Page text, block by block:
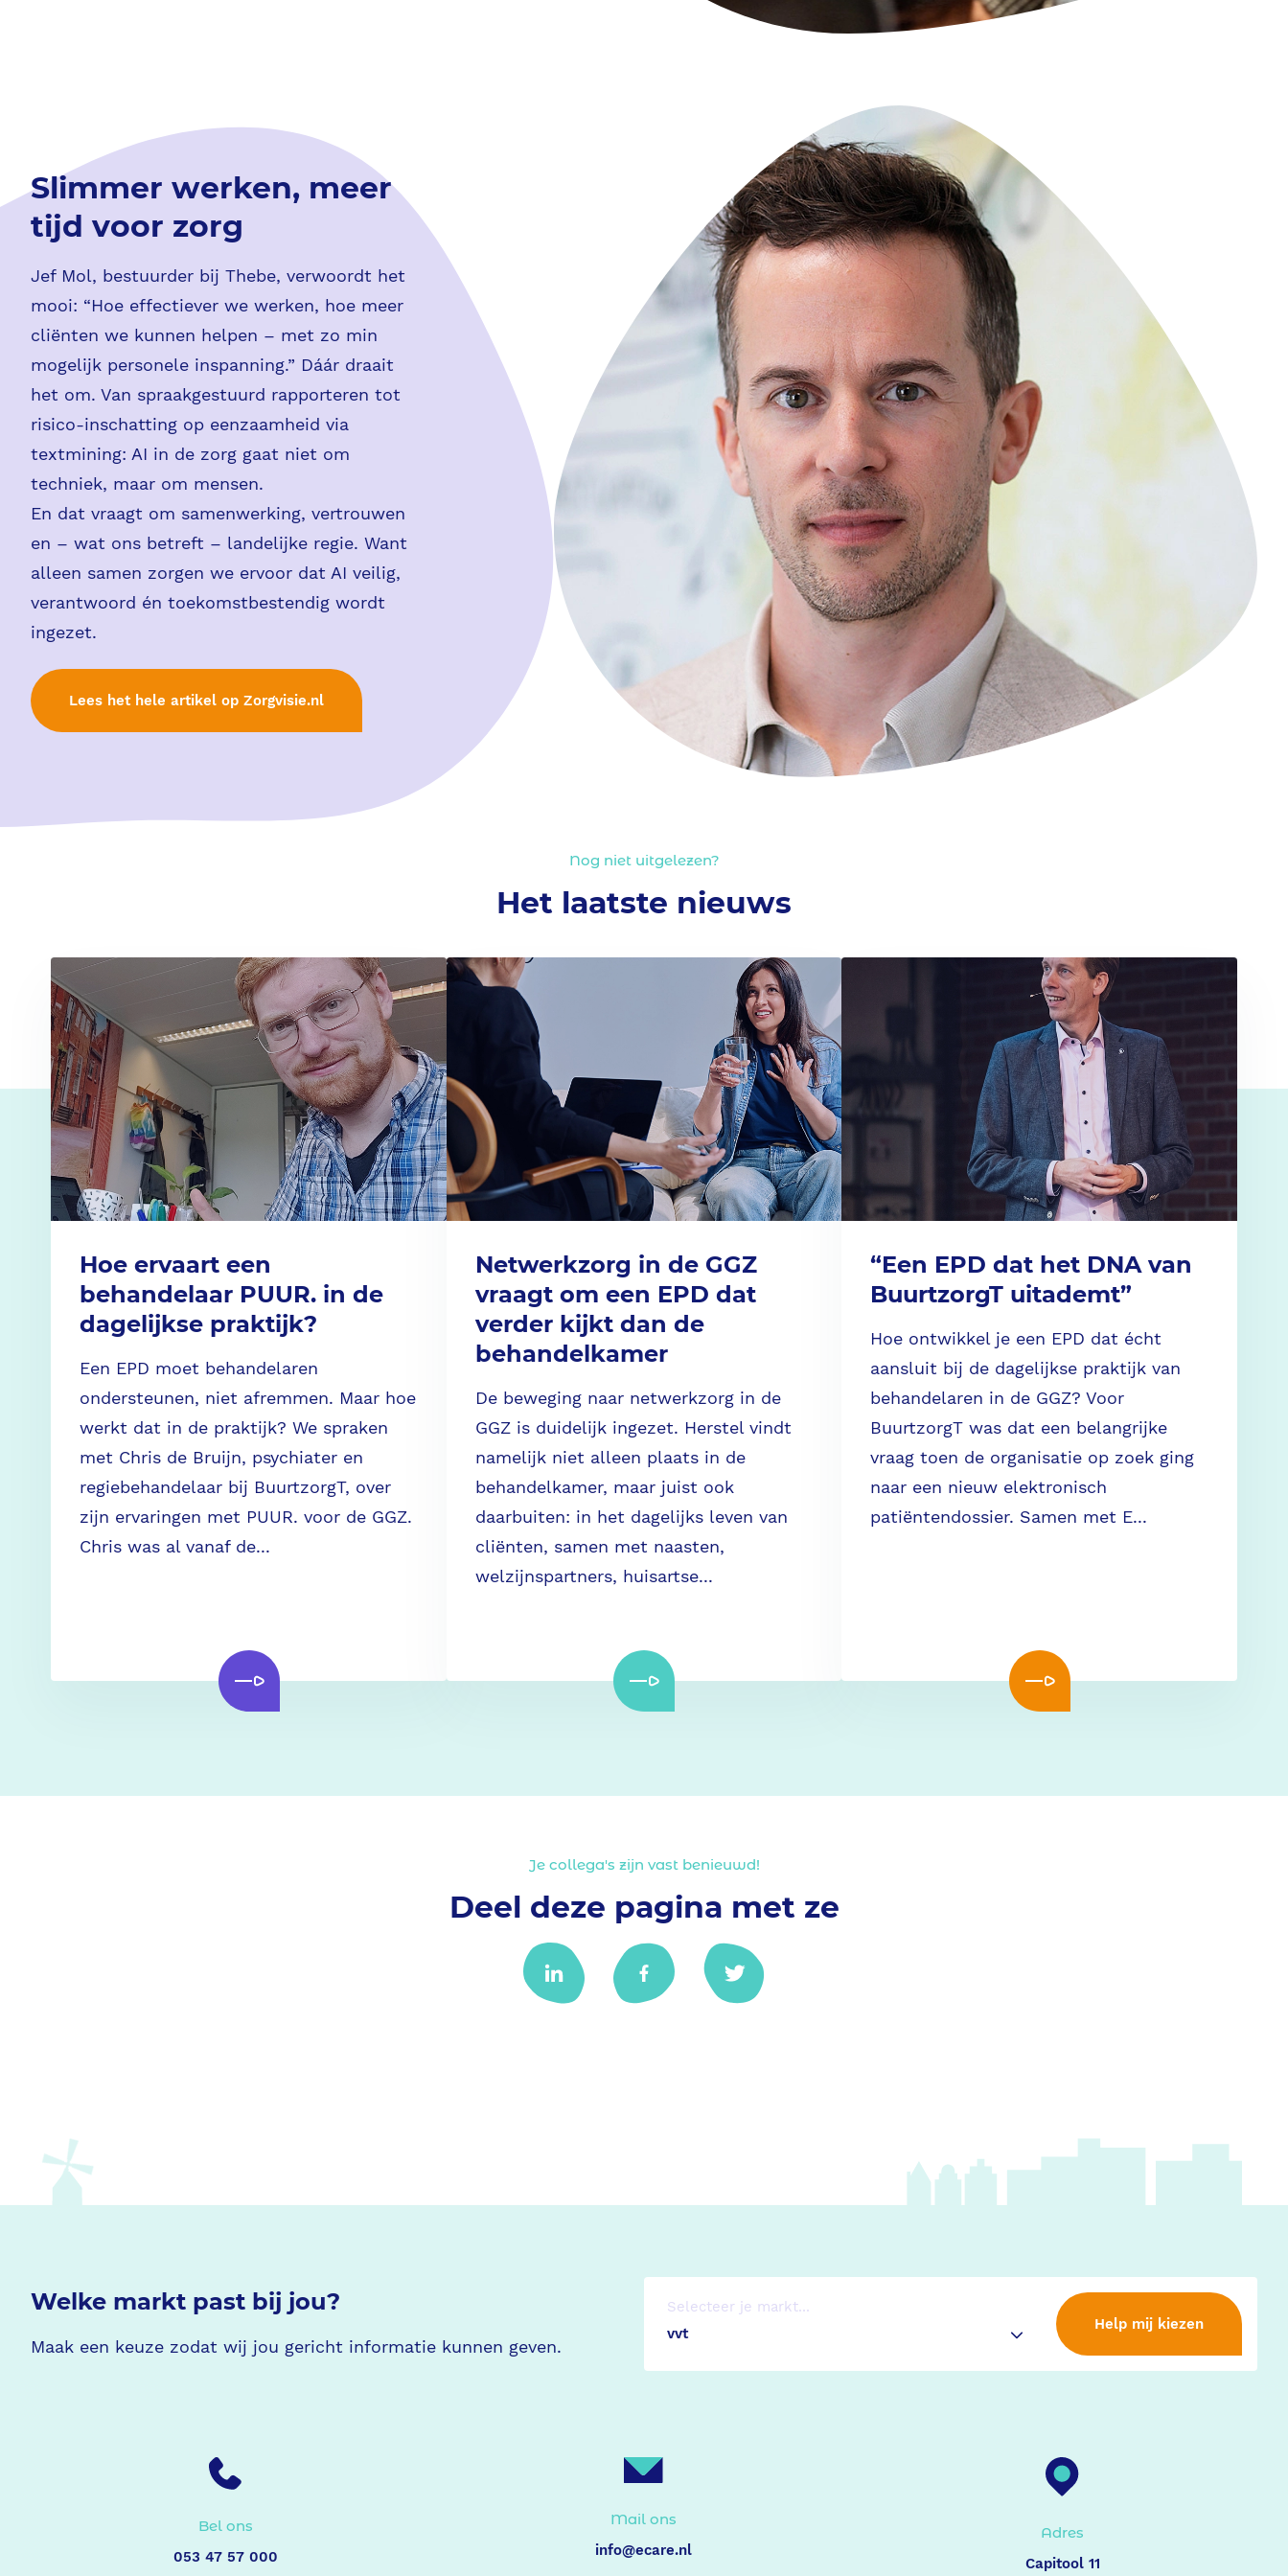
Slimmer werken, meer
tijd voor zorg
Jef Mol, bestuurder bij Thebe, verwoordt het
mooi: “Hoe effectiever we werken, hoe meer
cliënten we kunnen helpen – met zo min
mogelijk personele inspanning.” Dáár draait
het om. Van spraakgestuurd rapporteren tot
risico-inschatting op eenzaamheid via
textmining: AI in de zorg gaat niet om
techniek, maar om mensen.
En dat vraagt om samenwerking, vertrouwen
en – wat ons betreft – landelijke regie. Want
alleen samen zorgen we ervoor dat AI veilig,
verantwoord én toekomstbestendig wordt
ingezet.
Lees het hele artikel op Zorgvisie.nl
Nog niet uitgelezen?
Het laatste nieuws
Hoe ervaart een
behandelaar PUUR. in de
dagelijkse praktijk?
Een EPD moet behandelaren
ondersteunen, niet afremmen. Maar hoe
werkt dat in de praktijk? We spraken
met Chris de Bruijn, psychiater en
regiebehandelaar bij BuurtzorgT, over
zijn ervaringen met PUUR. voor de GGZ.
Chris was al vanaf de...
Netwerkzorg in de GGZ
vraagt om een EPD dat
verder kijkt dan de
behandelkamer
De beweging naar netwerkzorg in de
GGZ is duidelijk ingezet. Herstel vindt
namelijk niet alleen plaats in de
behandelkamer, maar juist ook
daarbuiten: in het dagelijks leven van
cliënten, samen met naasten,
welzijnspartners, huisartse...
“Een EPD dat het DNA van
BuurtzorgT uitademt”
Hoe ontwikkel je een EPD dat écht
aansluit bij de dagelijkse praktijk van
behandelaren in de GGZ? Voor
BuurtzorgT was dat een belangrijke
vraag toen de organisatie op zoek ging
naar een nieuw elektronisch
patiëntendossier. Samen met E...
Je collega's zijn vast benieuwd!
Deel deze pagina met ze
Welke markt past bij jou?
Maak een keuze zodat wij jou gericht informatie kunnen geven.
Selecteer je markt...
Help mij kiezen
Bel ons
053 47 57 000
Mail ons
info@ecare.nl
Adres
Capitool 11